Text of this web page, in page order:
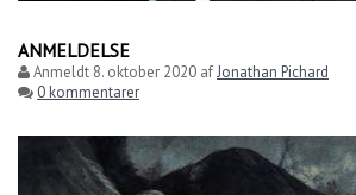
ANMELDELSE
Anmeldt 8. oktober 2020 afJonathan Pichard
0 kommentarer